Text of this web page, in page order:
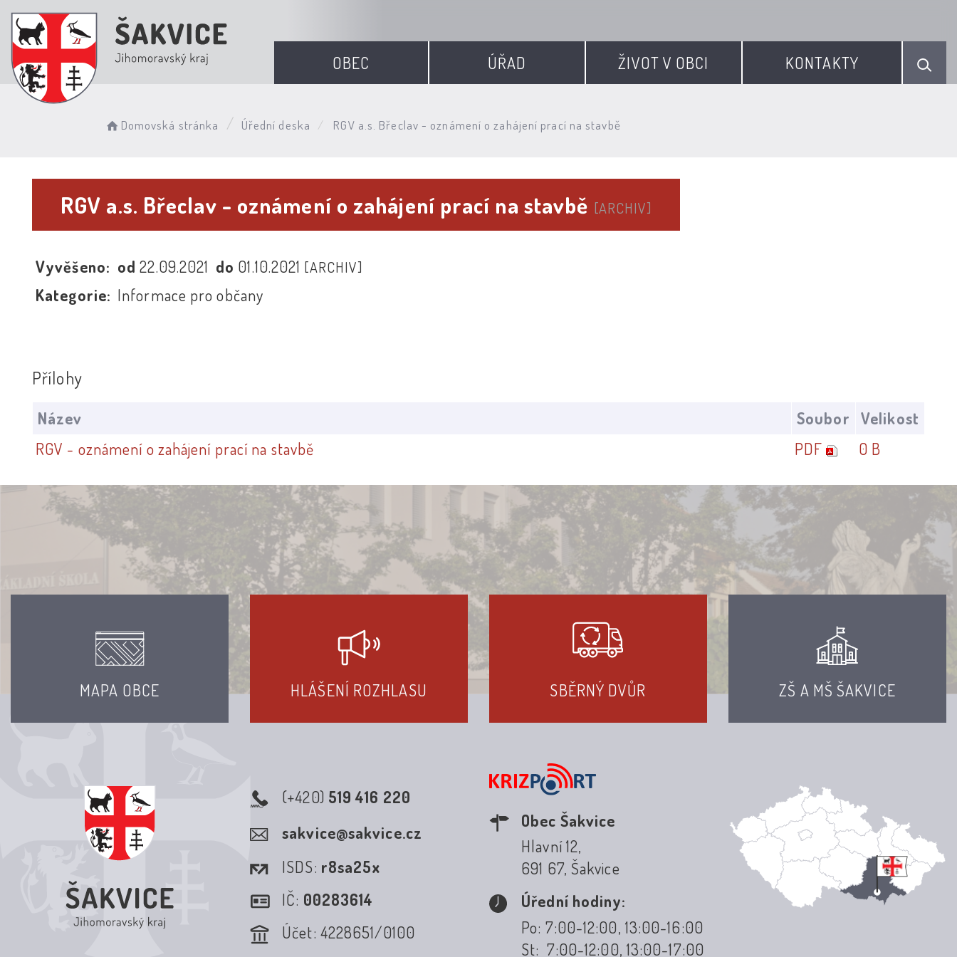
OBEC ÚŘAD ŽIVOT V OBCI KONTAKTY
Domovská stránka Úřední deska RGV a.s. Břeclav - oznámení o zahájení prací na stavbě
RGV a.s. Břeclav - oznámení o zahájení prací na stavbě [ARCHIV]
Vyvěšeno: od22.09.2021 do 01.10.2021 [ARCHIV]
Kategorie: Informace pro občany
Přílohy
Název Soubor
Velikost
RGV - oznámení o zahájení prací na stavbě
PDF 0 B
MAPA OBCE HLÁŠENÍ ROZHLASU SBĚRNÝ DVŮR ZŠ A MŠ ŠAKVICE
(+420) 519 416 220
sakvice@sakvice.cz
ISDS: r8sa25x
IČ: 00283614
Účet: 4228651/0100
Obec Šakvice
Hlavní 12,
691 67, Šakvice
Úřední hodiny:
Po: 7:00-12:00, 13:00-16:00
St: 7:00-12:00, 13:00-17:00